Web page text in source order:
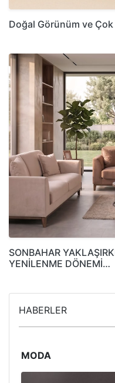
Doğal Görünüm ve
SONBAHAR
YENİLENME DÖNEMİ…
HABERLER
MODA